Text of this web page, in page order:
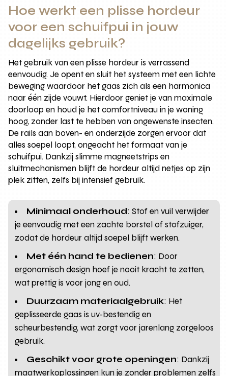
Hoe werkt een plisse hordeur
voor een schuifpui in jouw
dagelijks gebruik?
Het gebruik van een plisse hordeur is verrassend
eenvoudig. Je opent en sluit het systeem met een lichte
beweging waardoor het gaas zich als een harmonica
naar één zijde vouwt. Hierdoor geniet je van maximale
doorloop en houd je het comfortniveau in je woning
hoog, zonder last te hebben van ongewenste insecten.
De rails aan boven- en onderzijde zorgen ervoor dat
alles soepel loopt, ongeacht het formaat van je
schuifpui. Dankzij slimme magneetstrips en
sluitmechanismen blijft de hordeur altijd netjes op zijn
plek zitten, zelfs bij intensief gebruik.
Minimaal onderhoud: Stof en vuil verwijder
je eenvoudig met een zachte borstel of stofzuiger,
zodat de hordeur altijd soepel blijft werken.
Met één hand te bedienen: Door
ergonomisch design hoef je nooit kracht te zetten,
wat prettig is voor jong en oud.
Duurzaam materiaalgebruik: Het
geplisseerde gaas is uv-bestendig en
scheurbestendig, wat zorgt voor jarenlang zorgeloos
gebruik.
Geschikt voor grote openingen: Dankzij
maatwerkoplossingen kun je zonder problemen zelfs